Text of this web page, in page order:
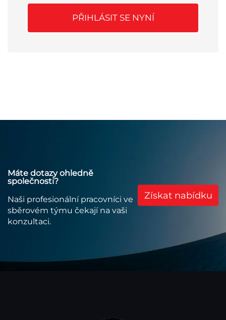
PŘIHLÁSIT SE NYNÍ
Máte dotazy ohledně
společnosti?
Naši profesionální pracovníci ve
sběrovém týmu čekají na vaši
konzultaci.
Získat nabídku